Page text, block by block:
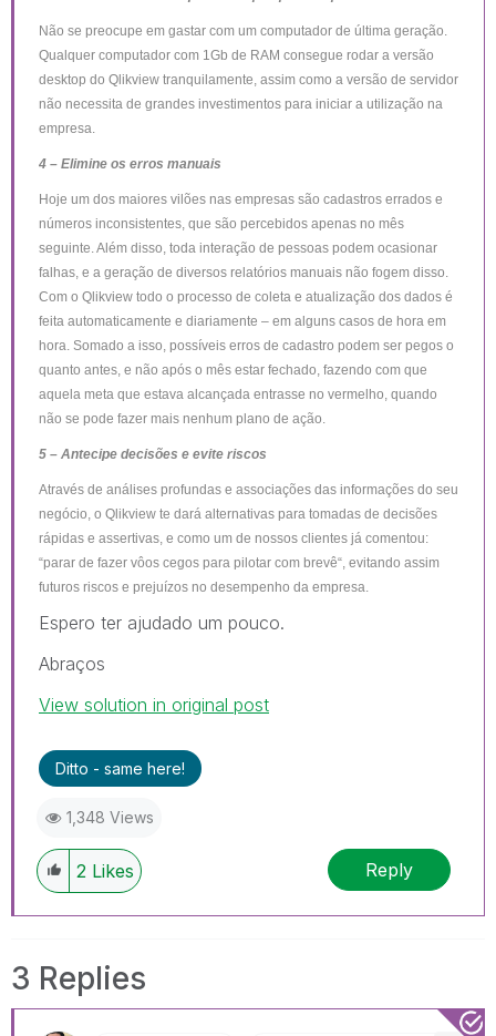
Não se preocupe em gastar com um computador de última geração.
Qualquer computador com 1Gb de RAM consegue rodar a versão
desktop do Qlikview tranquilamente, assim como a versão de servidor
não necessita de grandes investimentos para iniciar a utilização na
empresa.
4 – Elimine os erros manuais
Hoje um dos maiores vilões nas empresas são cadastros errados e
números inconsistentes, que são percebidos apenas no mês
seguinte. Além disso, toda interação de pessoas podem ocasionar
falhas, e a geração de diversos relatórios manuais não fogem disso.
Com o Qlikview todo o processo de coleta e atualização dos dados é
feita automaticamente e diariamente – em alguns casos de hora em
hora. Somado a isso, possíveis erros de cadastro podem ser pegos o
quanto antes, e não após o mês estar fechado, fazendo com que
aquela meta que estava alcançada entrasse no vermelho, quando
não se pode fazer mais nenhum plano de ação.
5 – Antecipe decisões e evite riscos
Através de análises profundas e associações das informações do seu
negócio, o Qlikview te dará alternativas para tomadas de decisões
rápidas e assertivas, e como um de nossos clientes já comentou:
“parar de fazer vôos cegos para pilotar com brevê“, evitando assim
futuros riscos e prejuízos no desempenho da empresa.
Espero ter ajudado um pouco.
Abraços
View solution in original post
Ditto - same here!
1,348 Views
2 Likes Reply
3 Replies